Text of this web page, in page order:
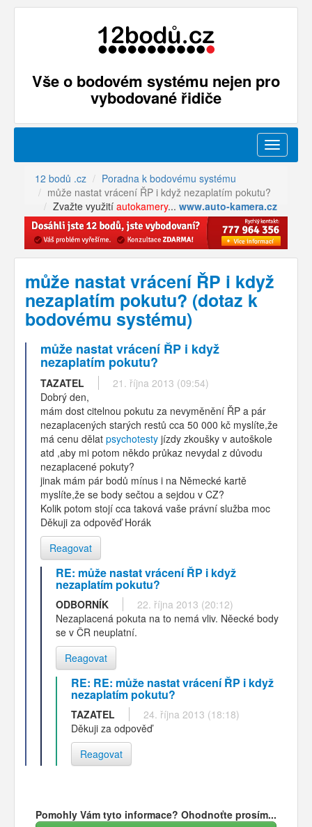
Vše o bodovém systému nejen pro
vybodované řidiče
Menu
12 bodů .cz
Poradna k bodovému systému
může nastat vrácení ŘP i když nezaplatím pokutu?
Zvažte využití autokamery... www.auto-kamera.cz
může nastat vrácení ŘP i když
nezaplatím pokutu? (dotaz k
bodovému systému)
může nastat vrácení ŘP i když
nezaplatím pokutu?
TAZATEL
21. října 2013 (09:54)
Dobrý den,
mám dost citelnou pokutu za nevyměnění ŘP a pár
nezaplacených starých restů cca 50 000 kč myslíte,že
má cenu dělat psychotesty jízdy zkoušky v autoškole
atd ,aby mi potom někdo průkaz nevydal z důvodu
nezaplacené pokuty?
jinak mám pár bodů mínus i na Německé kartě
myslíte,že se body sečtou a sejdou v CZ?
Kolik potom stojí cca taková vaše právní služba moc
Děkuji za odpověď Horák
Reagovat
RE: může nastat vrácení ŘP i když
nezaplatím pokutu?
ODBORNÍK
22. října 2013 (20:12)
Nezaplacená pokuta na to nemá vliv. Něecké body
se v ČR neuplatní.
Reagovat
RE: RE: může nastat vrácení ŘP i když
nezaplatím pokutu?
TAZATEL
24. října 2013 (18:18)
Děkuji za odpověď
Reagovat
Pomohly Vám tyto informace? Ohodnoťte prosím...